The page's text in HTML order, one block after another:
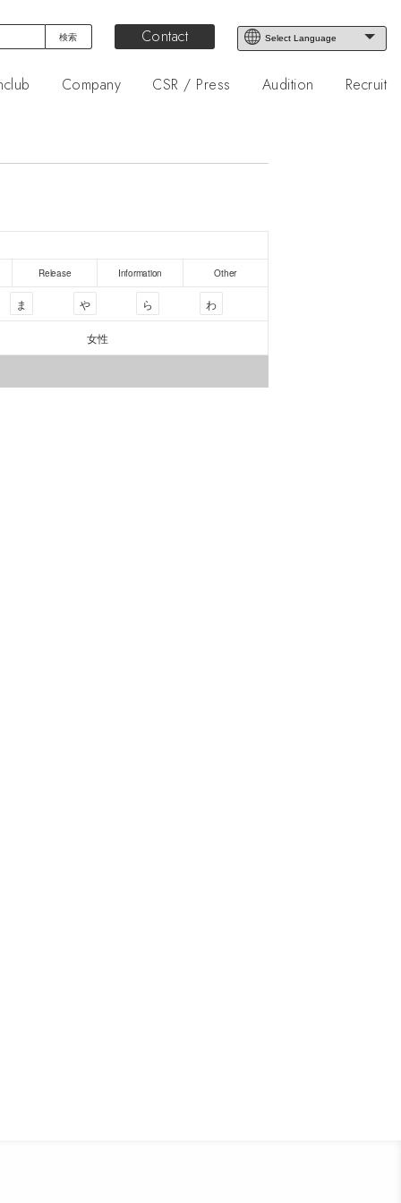
Contact
Company CSR / Press Audition Recruit
Release Information Other
ま や ら わ
女性